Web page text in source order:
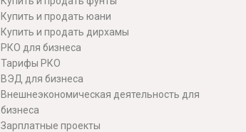
Купить и продать юани
Купить и продать дирхамы
РКО для бизнеса
Тарифы РКО
ВЭД для бизнеса
Внешнеэкономическая деятельность для
бизнеса
Зарплатные проекты